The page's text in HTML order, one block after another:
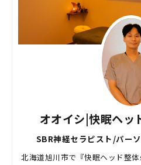
オオイシ|快眠ヘ
SBR神経セラピスト/パー
北海道旭川市で『快眠ヘッド整